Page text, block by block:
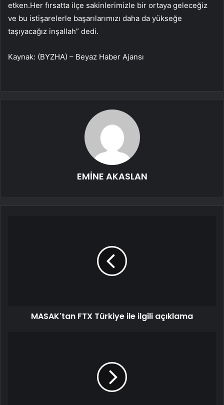
etken.Her fırsatta ilçe sakinlerimizle bir ortaya geleceğiz
ve bu istişarelerle başarılarımızı daha da yükseğe
taşıyacağız inşallah” dedi.
Kaynak: (BYZHA) – Beyaz Haber Ajansı
EMİNE AKASLAN
MASAK'tan FTX Türkiye ile ilgili açıklama